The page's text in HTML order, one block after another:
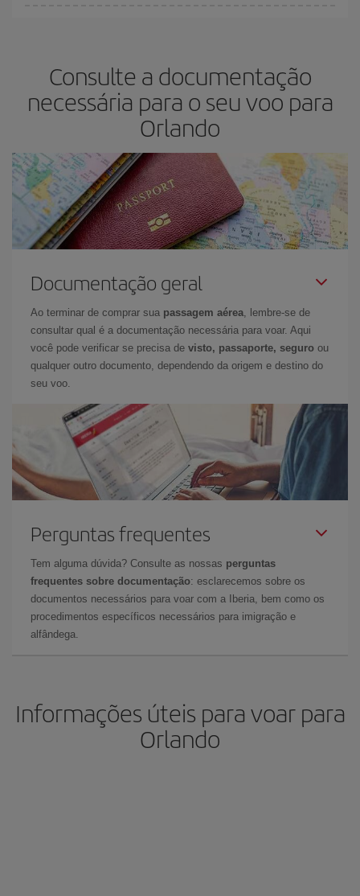
Consulte a documentação
necessária para o seu voo para
Orlando
Documentação geral
Ao terminar de comprar sua passagem aérea , lembre-se de
consultar qual é a documentação necessária para voar. Aqui
você pode verificar se precisa de visto, passaporte, seguro ou
qualquer outro documento, dependendo da origem e destino do
seu voo.
Perguntas frequentes
Tem alguma dúvida? Consulte as nossas perguntas
frequentes sobre documentação: esclarecemos sobre os
documentos necessários para voar com a Iberia, bem como os
procedimentos específicos necessários para imigração e
alfândega.
Informações úteis para voar para
Orlando